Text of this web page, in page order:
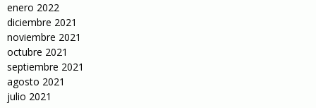
enero 2022
diciembre 2021
noviembre 2021
octubre 2021
septiembre 2021
agosto 2021
julio 2021